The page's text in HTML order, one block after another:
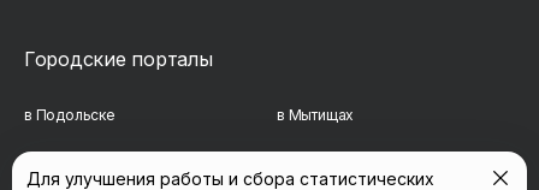
Городские порталы
в Подольске в Мытищах
Для улучшения работы и сбора статистических